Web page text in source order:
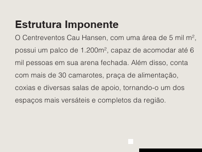
Estrutura Imponente
O Centreventos Cau Hansen, com uma área de 5 mil m²,
possui um palco de 1.200m², capaz de acomodar até 6
mil pessoas em sua arena fechada. Além disso, conta
com mais de 30 camarotes, praça de alimentação,
coxias e diversas salas de apoio, tornando-o um dos
espaços mais versáteis e completos da região.